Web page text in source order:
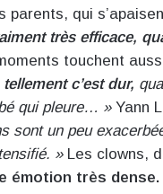
qui
très efficace,
touchent
c’est dur,
qui pleure… »Yann
sont un peu
»Les clowns,
émotion très dense.